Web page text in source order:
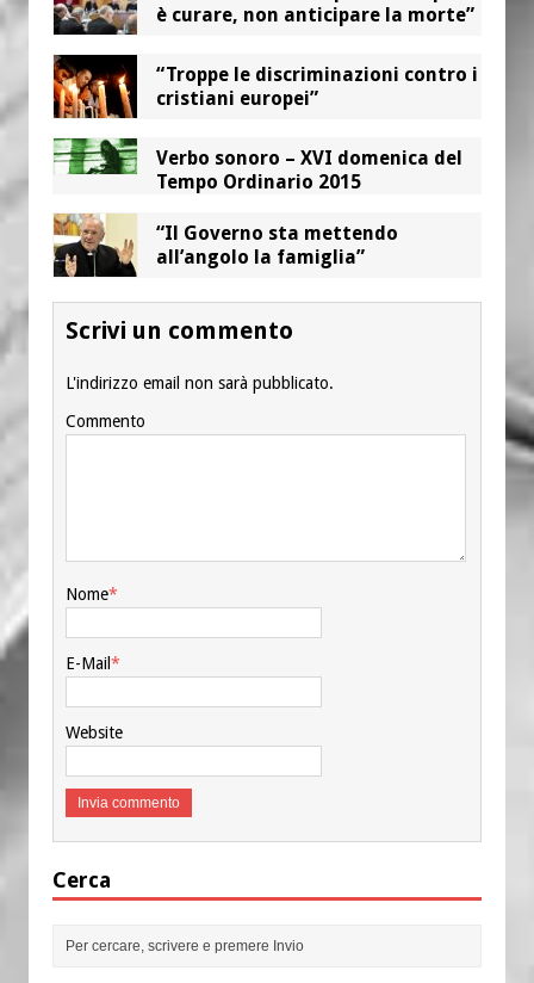
è curare, non anticipare la morte”
“Troppe le discriminazioni contro i
cristiani europei”
Verbo sonoro – XVI domenica del
Tempo Ordinario 2015
“Il Governo sta mettendo
all’angolo la famiglia”
Scrivi un commento
L'indirizzo email non sarà pubblicato.
Commento
Nome*
E-Mail*
Website
Cerca